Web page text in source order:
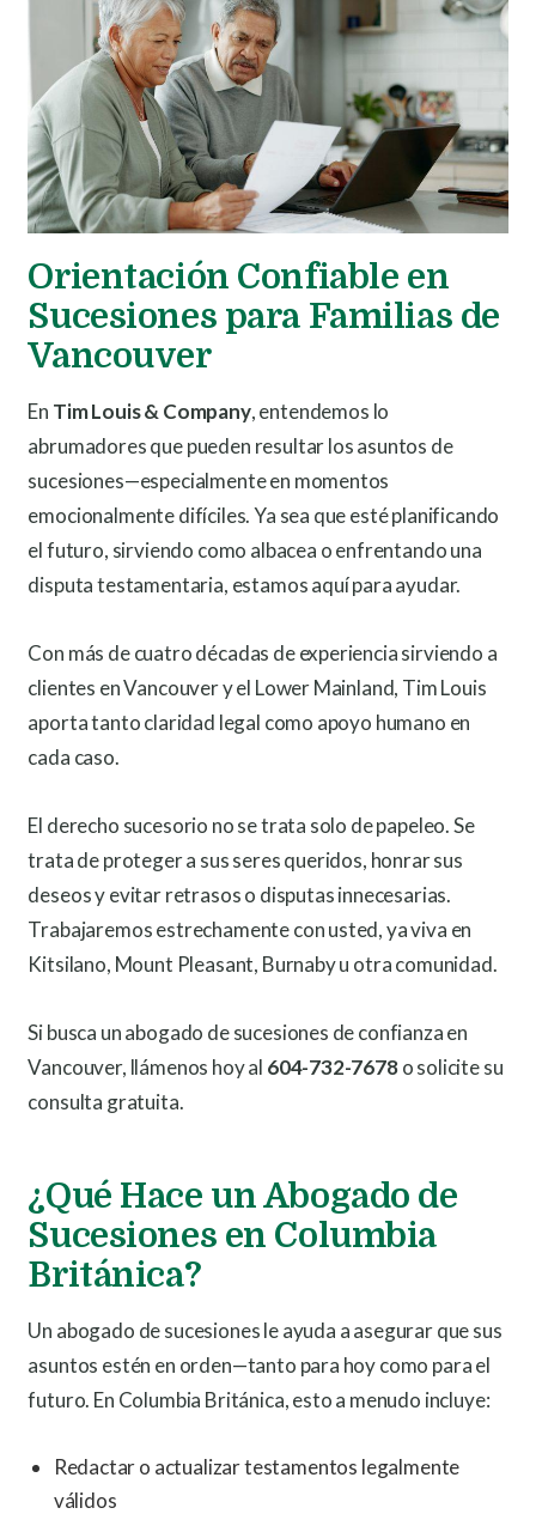
Orientación Confiable en
Sucesiones para Familias de
Vancouver
En Tim Louis & Company, entendemos lo
abrumadores que pueden resultar los asuntos de
sucesiones—especialmente en momentos
emocionalmente difíciles. Ya sea que esté planificando
el futuro, sirviendo como albacea o enfrentando una
disputa testamentaria, estamos aquí para ayudar.
Con más de cuatro décadas de experiencia sirviendo a
clientes en Vancouver y el Lower Mainland, Tim Louis
aporta tanto claridad legal como apoyo humano en
cada caso.
El derecho sucesorio no se trata solo de papeleo. Se
trata de proteger a sus seres queridos, honrar sus
deseos y evitar retrasos o disputas innecesarias.
Trabajaremos estrechamente con usted, ya viva en
Kitsilano, Mount Pleasant, Burnaby u otra comunidad.
Si busca un abogado de sucesiones de confianza en
Vancouver, llámenos hoy al 604-732-7678o solicite su
consulta gratuita.
¿Qué Hace un Abogado de
Sucesiones en Columbia
Británica?
Un abogado de sucesiones le ayuda a asegurar que sus
asuntos estén en orden—tanto para hoy como para el
futuro. En Columbia Británica, esto a menudo incluye:
Redactar o actualizar testamentos legalmente
válidos